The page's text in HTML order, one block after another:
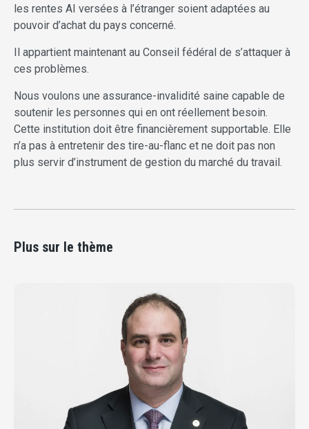
les rentes AI versées à l’étranger soient adaptées au
pouvoir d’achat du pays concerné.
Il appartient maintenant au Conseil fédéral de s’attaquer à
ces problèmes.
Nous voulons une assurance-invalidité saine capable de
soutenir les personnes qui en ont réellement besoin.
Cette institution doit être financièrement supportable. Elle
n’a pas à entretenir des tire-au-flanc et ne doit pas non
plus servir d’instrument de gestion du marché du travail.
Plus sur le thème